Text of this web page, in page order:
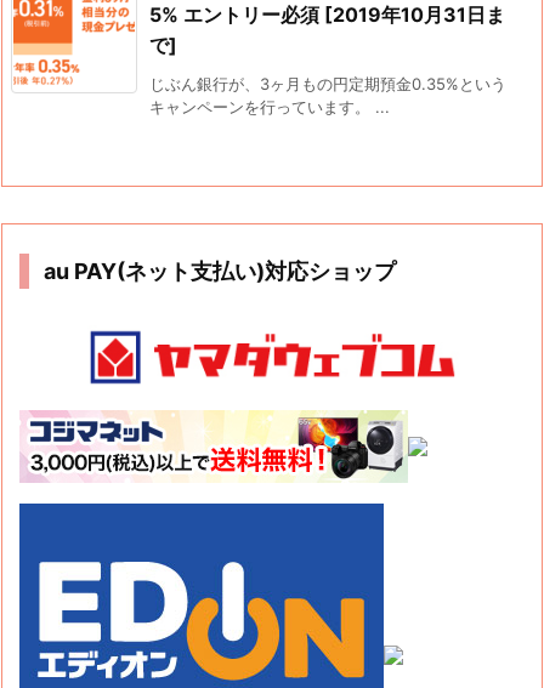
5% エントリー必須 [2019年10月31日ま
で]
じぶん銀行が、3ヶ月もの円定期預金0.35%という
キャンペーンを行っています。 ...
au PAY(ネット支払い)対応ショップ